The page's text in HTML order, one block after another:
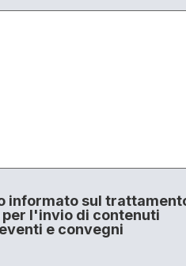
informato sul
per l'invio di contenuti
e convegni